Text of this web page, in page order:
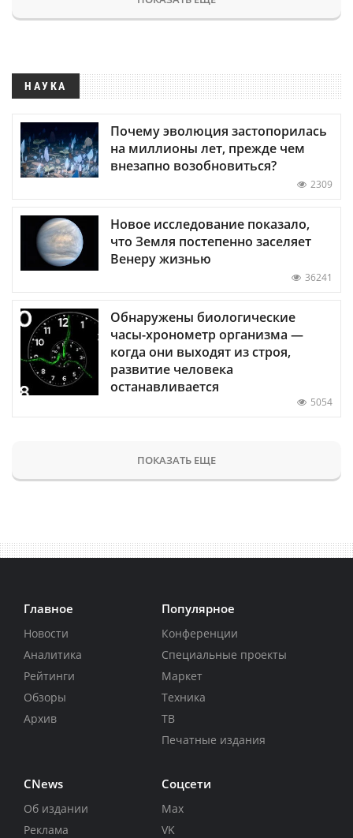
НАУКА
Почему эволюция застопорилась
на миллионы лет, прежде чем
внезапно возобновиться?
2309
Новое исследование показало,
что Земля постепенно заселяет
Венеру жизнью
36241
Обнаружены биологические
часы-хронометр организма —
когда они выходят из строя,
развитие человека
останавливается
5054
ПОКАЗАТЬ ЕЩЕ
Главное
Новости
Аналитика
Рейтинги
Обзоры
Архив
Популярное
Конференции
Специальные проекты
Маркет
Техника
ТВ
Печатные издания
CNews
Об издании
Реклама
Соцсети
Max
VK